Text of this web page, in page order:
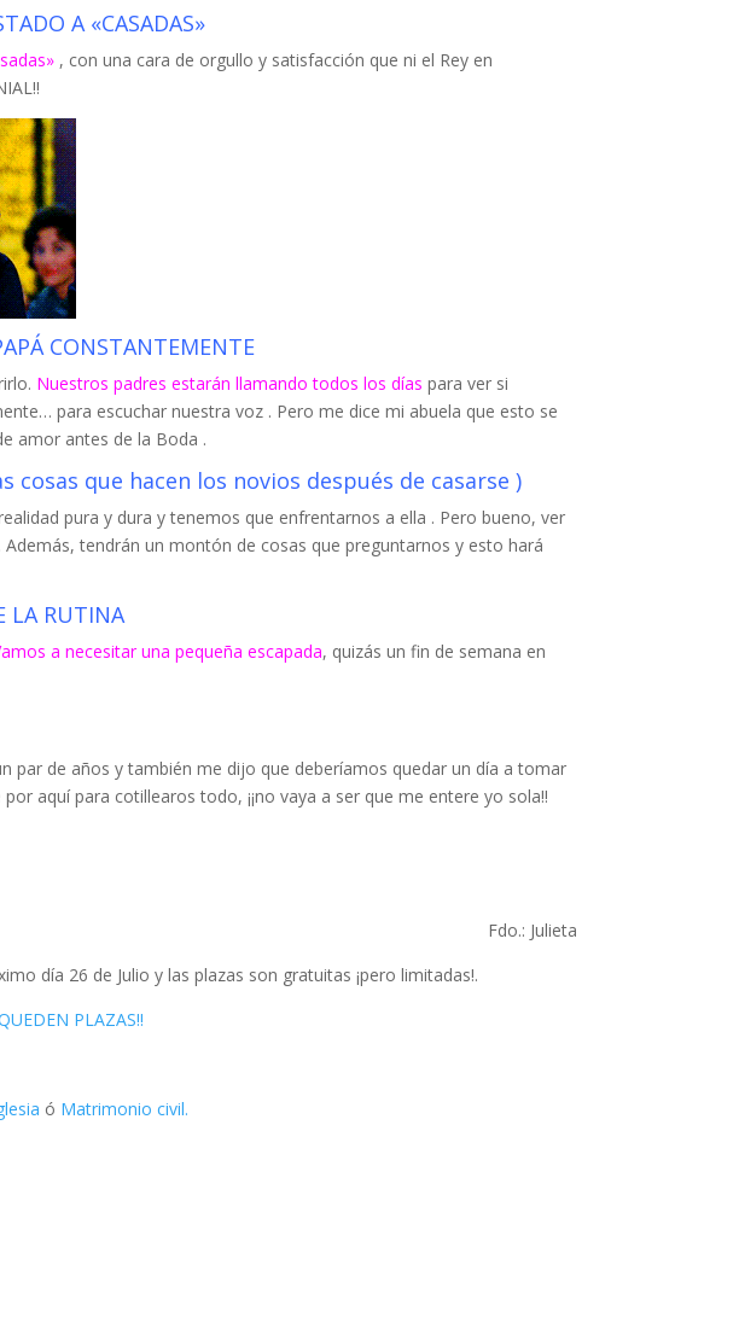
A «CASADAS»
, con una cara de orgullo y satisfacción que ni el Rey en
CONSTANTEMENTE
Nuestros padres estarán llamando todos los días para ver si
para escuchar nuestra voz . Pero me dice mi abuela que esto se
amor antes de la Boda .
cosas que hacen los novios después de casarse )
pura y dura y tenemos que enfrentarnos a ella . Pero bueno, ver
. Además, tendrán un montón de cosas que preguntarnos y esto hará
LA RUTINA
a necesitar una pequeña escapada, quizás un fin de semana en
par de años y también me dijo que deberíamos quedar un día a tomar
aquí para cotillearos todo, ¡¡no vaya a ser que me entere yo sola!!
Fdo.: Julieta
día 26 de Julio y las plazas son gratuitas ¡pero limitadas!.
PLAZAS!!
ó Matrimonio civil.